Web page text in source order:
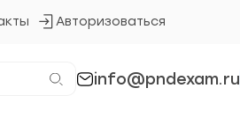
Авторизоваться
Кнопка
info@pndexam.ru